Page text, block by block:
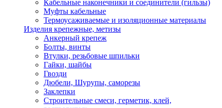
Кабельные наконечники и соединители (гильзы)
Муфты кабельные
Термоусаживаемые и изоляционные материалы
Изделия крепежные, метизы
Анкерный крепеж
Болты, винты
Втулки, резьбовые шпильки
Гайки, шайбы
Гвозди
Дюбели, Шурупы, саморезы
Заклепки
Строительные смеси, герметик, клей,